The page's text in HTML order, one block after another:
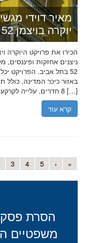
יוקרה בויצמן 52 תל אביב
8 חדרים. עלייה לקרקע צפויה במאי 2026 עם ליווי […]
קרא עוד
3 4 5 › »
הסרת
משפטיים התקשרו